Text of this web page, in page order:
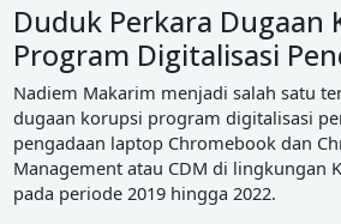
Duduk Perkara Dugaan
Program Digitalisasi
Nadiem Makarim menjadi salah satu
dugaan korupsi program digitalisasi
pengadaan laptop Chromebook dan
Management atau CDM di lingkungan
pada periode 2019 hingga 2022.